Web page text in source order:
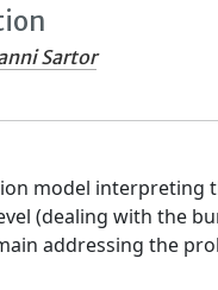
Sartor
model interpreting
(dealing with the
addressing the